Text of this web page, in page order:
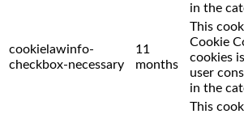
in the
cookielawinfo-
checkbox-necessary
11
months
This
Cookie
cookies
user
in the
This